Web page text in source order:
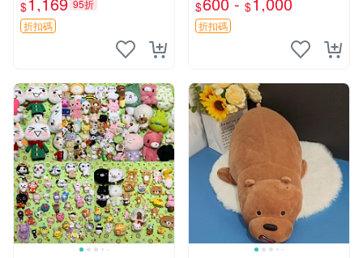
優異。收藏或贈送皆為佳選。
中古 毛絨熊 毛玩偶
$
95折
折扣碼
年代風味 權威推薦 合適收藏
$ $
折扣碼